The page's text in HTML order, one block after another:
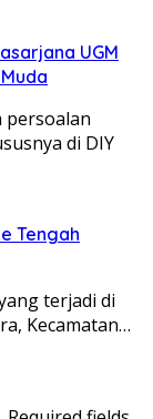
UGM
persoalan
di DIY
Tengah
terjadi di
Kecamatan…